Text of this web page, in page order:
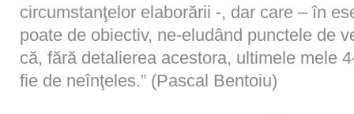
circumstanţelor elaborării -, dar care – în
poate de obiectiv, ne-eludând punctele de
că, fără detalierea acestora, ultimele mele
fie de neînţeles.” (Pascal Bentoiu)